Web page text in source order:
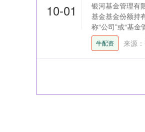
10-01
银河基金管理有
基金基金份额持
称“公司”或“基金
牛配资 来源